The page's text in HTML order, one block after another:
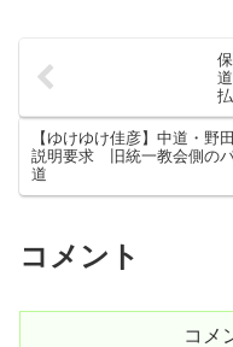
【ゆけゆけ佳彦】中道・野
説明要求 旧統一教会側の
道
コメント
コメ